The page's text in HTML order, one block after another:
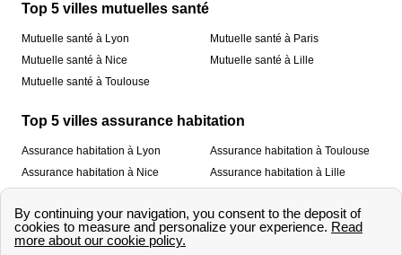
Top 5 villes mutuelles santé
Mutuelle santé à Lyon
Mutuelle santé à Nice
Mutuelle santé à Toulouse
Mutuelle santé à Paris
Mutuelle santé à Lille
Top 5 villes assurance habitation
Assurance habitation à Lyon
Assurance habitation à Nice
Assurance habitation à Toulouse
Assurance habitation à Lille
À propos